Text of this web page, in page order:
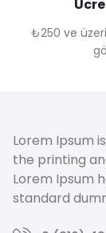
₺250 ve
Lorem Ipsum
the printing
Lorem Ipsum
standard